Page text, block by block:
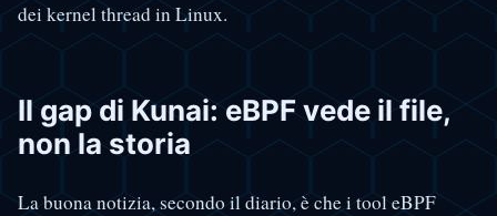
dei kernel thread in Linux.
Il gap di Kunai: eBPF vede il file,
non la storia
La buona notizia, secondo il diario, è che i tool eBPF